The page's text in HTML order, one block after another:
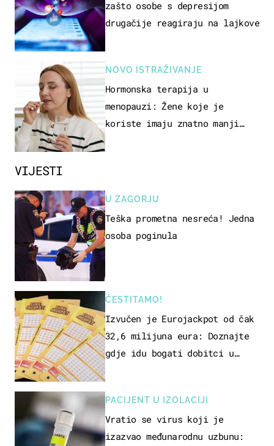
VIJESTI
U ZAGORJU
Teška prometna nesreća! Jedna
osoba poginula
ČESTITAMO!
Izvučen je Eurojackpot od čak
32,6 milijuna eura: Doznajte
gdje idu bogati dobitci u
PACIJENT U IZOLACIJI
Vratio se virus koji je
izazvao međunarodnu uzbunu:
zašto osobe s depresijom
drugačije reagiraju na lajkove
NOVO ISTRAŽIVANJE
Hormonska terapija u
menopauzi: Žene koje je
koriste imaju znatno manji